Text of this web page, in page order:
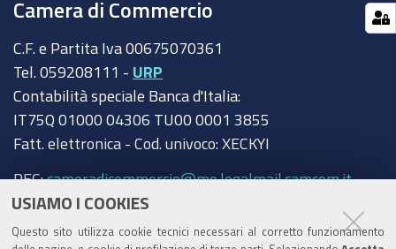
USIAMO I COOKIES
Questo sito utilizza cookie tecnici necessari al corretto funzionamento
Camera di Commercio
C.F. e Partita Iva 00675070361
Tel. 059208111 - URP
Contabilità speciale Banca d'Italia:
IT75Q 01000 04306 TU00 0001 3855
Fatt. elettronica - Cod. univoco: XECKYI
PEC:cameradicommercio@mo.legalmail.camcom.it
Trasparenza